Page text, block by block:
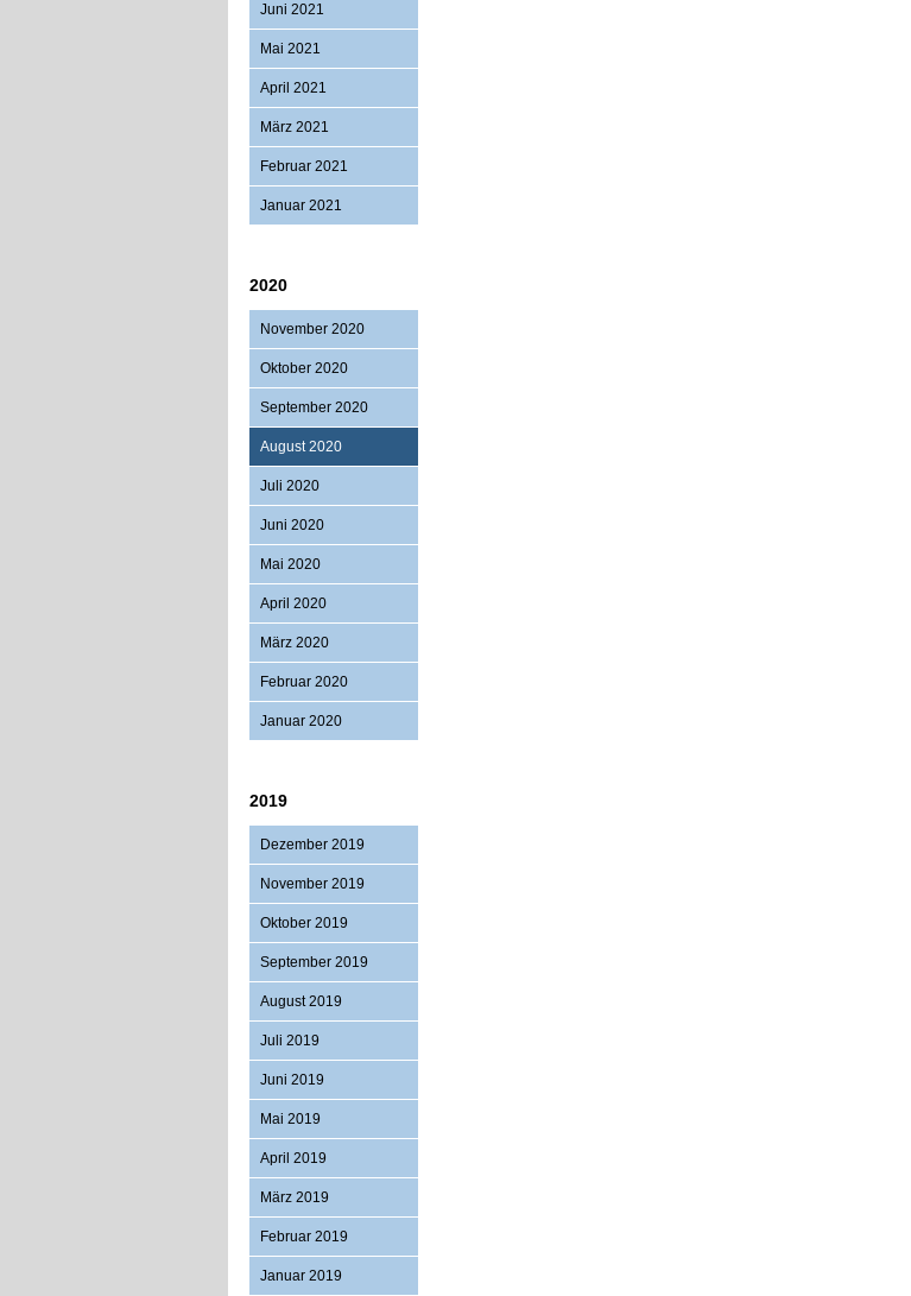
Juni 2021
Mai 2021
April 2021
März 2021
Februar 2021
Januar 2021
2020
November 2020
Oktober 2020
September 2020
August 2020
Juli 2020
Juni 2020
Mai 2020
April 2020
März 2020
Februar 2020
Januar 2020
2019
Dezember 2019
November 2019
Oktober 2019
September 2019
August 2019
Juli 2019
Juni 2019
Mai 2019
April 2019
März 2019
Februar 2019
Januar 2019